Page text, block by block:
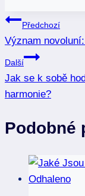
Navigace
pro
příspěvek
Předchozí
Význam
Další
Jak se k sobě
harmonie?
Podobné